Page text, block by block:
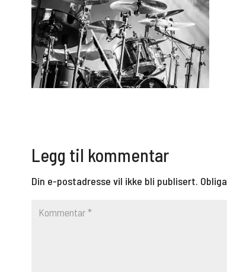
Legg til kommentar
Din e-postadresse vil ikke bli publisert.